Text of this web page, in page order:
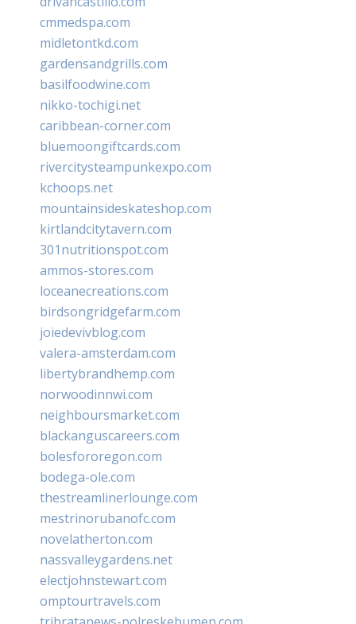
cmmedspa.com
midletontkd.com
gardensandgrills.com
basilfoodwine.com
nikko-tochigi.net
caribbean-corner.com
bluemoongiftcards.com
rivercitysteampunkexpo.com
kchoops.net
mountainsideskateshop.com
kirtlandcitytavern.com
301nutritionspot.com
ammos-stores.com
loceanecreations.com
birdsongridgefarm.com
joiedevivblog.com
valera-amsterdam.com
libertybrandhemp.com
norwoodinnwi.com
neighboursmarket.com
blackanguscareers.com
bolesfororegon.com
bodega-ole.com
thestreamlinerlounge.com
mestrinorubanofc.com
novelatherton.com
nassvalleygardens.net
electjohnstewart.com
omptourtravels.com